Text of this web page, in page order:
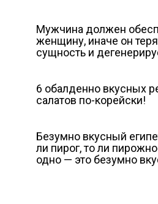
Мужчина должен
женщину, иначе он
сущность и
6 обалденно вкусных
салатов по-корейски!
Безумно вкусный
ли пирог, то ли
одно — это безумно